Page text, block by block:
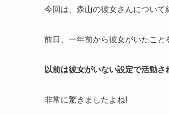
今回は、森山の彼女さんについて
前日、一年前から彼女がいたこと
以前は彼女がいない設定で活動
非常に驚きましたよね!